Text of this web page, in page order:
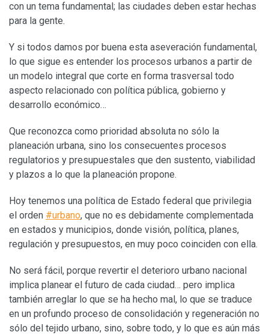
con un tema fundamental; las ciudades deben estar hechas
para la gente.
Y si todos damos por buena esta aseveración fundamental,
lo que sigue es entender los procesos urbanos a partir de
un modelo integral que corte en forma trasversal todo
aspecto relacionado con política pública, gobierno y
desarrollo económico…
Que reconozca como prioridad absoluta no sólo la
planeación urbana, sino los consecuentes procesos
regulatorios y presupuestales que den sustento, viabilidad
y plazos a lo que la planeación propone.
Hoy tenemos una política de Estado federal que privilegia
el orden #urbano, que no es debidamente complementada
en estados y municipios, donde visión, política, planes,
regulación y presupuestos, en muy poco coinciden con ella.
No será fácil, porque revertir el deterioro urbano nacional
implica planear el futuro de cada ciudad… pero implica
también arreglar lo que se ha hecho mal, lo que se traduce
en un profundo proceso de consolidación y regeneración no
sólo del tejido urbano, sino, sobre todo, y lo que es aún más